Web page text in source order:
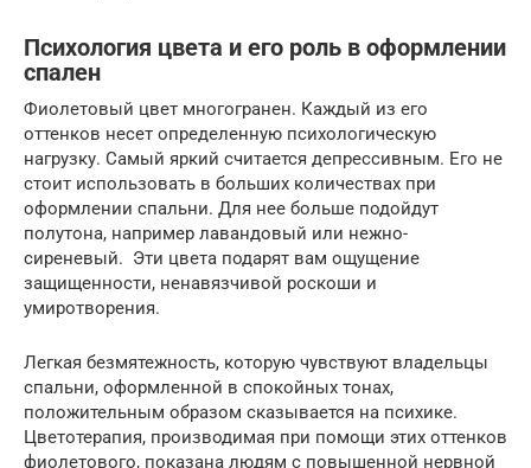
Психология цвета и его роль в оформлении
спален
Фиолетовый цвет многогранен. Каждый из его
оттенков несет определенную психологическую
нагрузку. Самый яркий считается депрессивным. Его не
стоит использовать в больших количествах при
оформлении спальни. Для нее больше подойдут
полутона, например лавандовый или нежно-
сиреневый. Эти цвета подарят вам ощущение
защищенности, ненавязчивой роскоши и
умиротворения.
Легкая безмятежность, которую чувствуют владельцы
спальни, оформленной в спокойных тонах,
положительным образом сказывается на психике.
Цветотерапия, производимая при помощи этих оттенков
фиолетового, показана людям с повышенной нервной